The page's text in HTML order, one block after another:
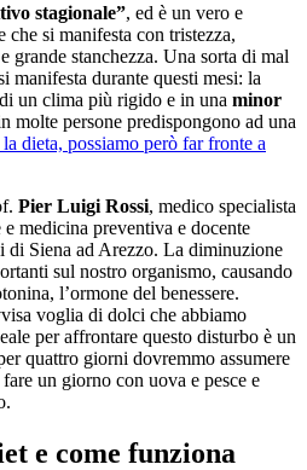
stagionale”, ed è un vero e
che si manifesta con tristezza,
grande stanchezza. Una sorta di mal
manifesta durante questi mesi: la
un clima più rigido e in una minor
molte persone predispongono ad una
dieta, possiamo però far fronte a
Pier Luigi Rossi, medico specialista
medicina preventiva e docente
di Siena ad Arezzo. La diminuzione
sul nostro organismo, causando
l’ormone del benessere.
voglia di dolci che abbiamo
per affrontare questo disturbo è un
quattro giorni dovremmo assumere
un giorno con uova e pesce e
e come funziona